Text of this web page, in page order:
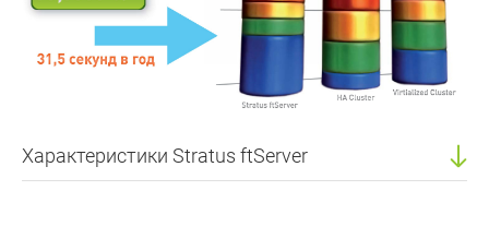
Характеристики Stratus ftServer